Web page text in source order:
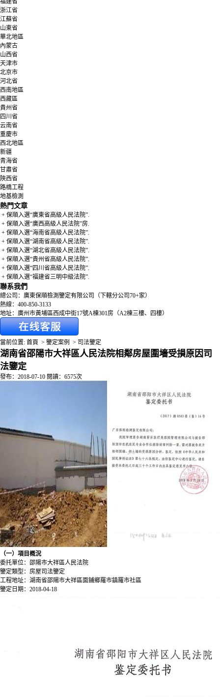
福建省
浙江省
江蘇省
山東省
華北地區
內蒙古
山西省
天津市
北京市
河北省
西南地區
西藏區
貴州省
四川省
云南省
重慶市
西北地區
新疆
青海省
甘肅省
陜西省
路橋工程
地基檢測
熱門文章
+ 保順入選“廣東省高級人民法院”.
+ 保順入選“廣西高級人民法院”房.
+ 保順入選“海南省高級人民法院”.
+ 保順入選“湖南省高級人民法院”.
+ 保順入選“湖北省高級人民法院”.
+ 保順入選“貴州省高級人民法院”.
+ 保順入選“四川省高級人民法院”.
+ 保順入選“福建省三明中級法院”.
聯系我們
總公司：廣東保順檢測鑒定有限公司（下轄分公司70+家）
熱線：400-850-3133
地址：廣州市黃埔區西成中街17號A棟301房（A2棟三樓、四樓）
當前位置: 首頁 > 鑒定案例 > 司法鑒定
湖南省邵陽市大祥區人民法院相鄰房屋圍墻受損原因司
法鑒定
發布：2018-07-10 閱讀：6575次
（一）項目概況
委托單位：邵陽市大祥區人民法院
鑒定類型： 房屋司法鑒定
工程地址：湖南省邵陽市大祥區面鋪鄉羅市鎮羅市社區
鑒定日期：2018-04-18